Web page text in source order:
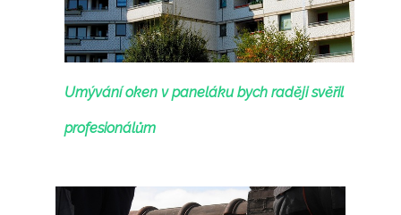
Umývání oken v paneláku bych raději svěřil
profesionálům